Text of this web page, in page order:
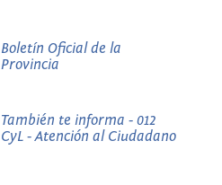
Boletín Oficial de la
Provincia
También te informa - 012
CyL - Atención al Ciudadano